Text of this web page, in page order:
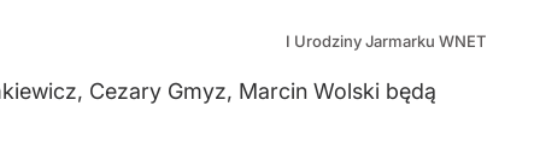
I Urodziny Jarmarku WNET
Cezary Gmyz, Marcin Wolski będą